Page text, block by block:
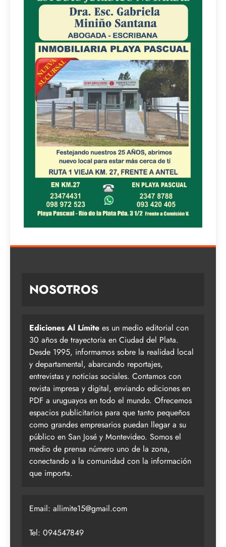
NOSOTROS
Ediciones Al Límite es un medio editorial con
30 años de trayectoria en Ciudad del Plata.
Desde 1995, informamos sobre la realidad local
y departamental, abarcando reportajes,
entrevistas y noticias sociales. Contamos con
revista impresa y digital, enviando ediciones en
PDF a uruguayos en todo el mundo. Ofrecemos
espacios publicitarios para que tanto pequeños
como grandes empresarios puedan llegar a su
público en San José y Montevideo. Somos el
medio de prensa número uno de la zona,
conectando a la comunidad con la información
que importa.
Email: allimite15@gmail.com
Tel: 094547849